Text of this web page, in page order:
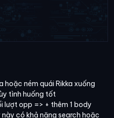
hoặc ném quái Rikka xuống
tình huống tốt
lượt opp => + thêm 1 body
có khả năng search hoặc